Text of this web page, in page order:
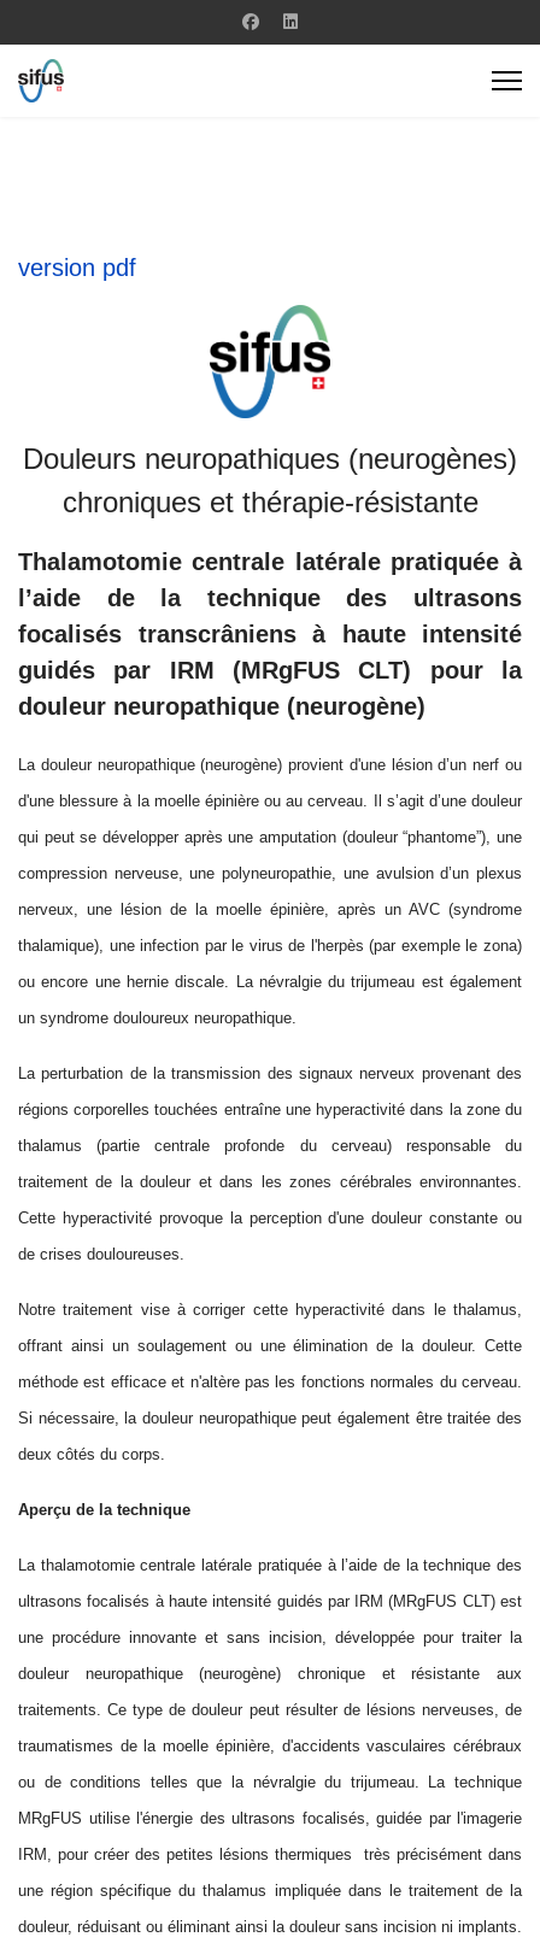
version pdf
Douleurs neuropathiques (neurogènes)
chroniques et thérapie-résistante
Thalamotomie centrale latérale pratiquée à
l’aide de la technique des ultrasons
focalisés transcrâniens à haute intensité
guidés par IRM (MRgFUS CLT) pour la
douleur neuropathique (neurogène)
La douleur neuropathique (neurogène) provient d'une lésion d’un nerf ou
d'une blessure à la moelle épinière ou au cerveau. Il s’agit d’une douleur
qui peut se développer après une amputation (douleur “phantome”), une
compression nerveuse, une polyneuropathie, une avulsion d’un plexus
nerveux, une lésion de la moelle épinière, après un AVC (syndrome
thalamique), une infection par le virus de l'herpès (par exemple le zona)
ou encore une hernie discale. La névralgie du trijumeau est également
un syndrome douloureux neuropathique.
La perturbation de la transmission des signaux nerveux provenant des
régions corporelles touchées entraîne une hyperactivité dans la zone du
thalamus (partie centrale profonde du cerveau) responsable du
traitement de la douleur et dans les zones cérébrales environnantes.
Cette hyperactivité provoque la perception d'une douleur constante ou
de crises douloureuses.
Notre traitement vise à corriger cette hyperactivité dans le thalamus,
offrant ainsi un soulagement ou une élimination de la douleur. Cette
méthode est efficace et n'altère pas les fonctions normales du cerveau.
Si nécessaire, la douleur neuropathique peut également être traitée des
deux côtés du corps.
Aperçu de la technique
La thalamotomie centrale latérale pratiquée à l’aide de la technique des
ultrasons focalisés à haute intensité guidés par IRM (MRgFUS CLT) est
une procédure innovante et sans incision, développée pour traiter la
douleur neuropathique (neurogène) chronique et résistante aux
traitements. Ce type de douleur peut résulter de lésions nerveuses, de
traumatismes de la moelle épinière, d'accidents vasculaires cérébraux
ou de conditions telles que la névralgie du trijumeau. La technique
MRgFUS utilise l'énergie des ultrasons focalisés, guidée par l'imagerie
IRM, pour créer des petites lésions thermiques
très précisément dans
une région spécifique du thalamus impliquée dans le traitement de la
douleur, réduisant ou éliminant ainsi la douleur sans incision ni implants.